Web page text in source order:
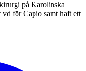
på Karolinska
vd för Capio samt haft ett